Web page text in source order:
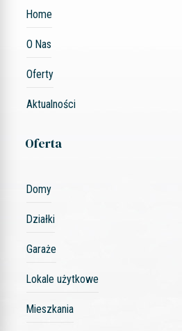
Home
O Nas
Oferty
Aktualności
Oferta
Domy
Działki
Garaże
Lokale użytkowe
Mieszkania